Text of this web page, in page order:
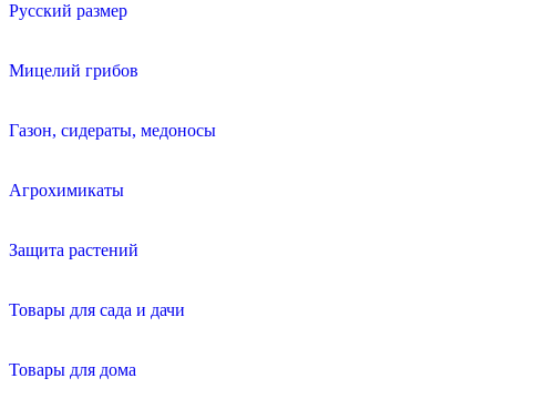
Русский размер
Мицелий грибов
Газон, сидераты, медоносы
Агрохимикаты
Защита растений
Товары для сада и дачи
Товары для дома